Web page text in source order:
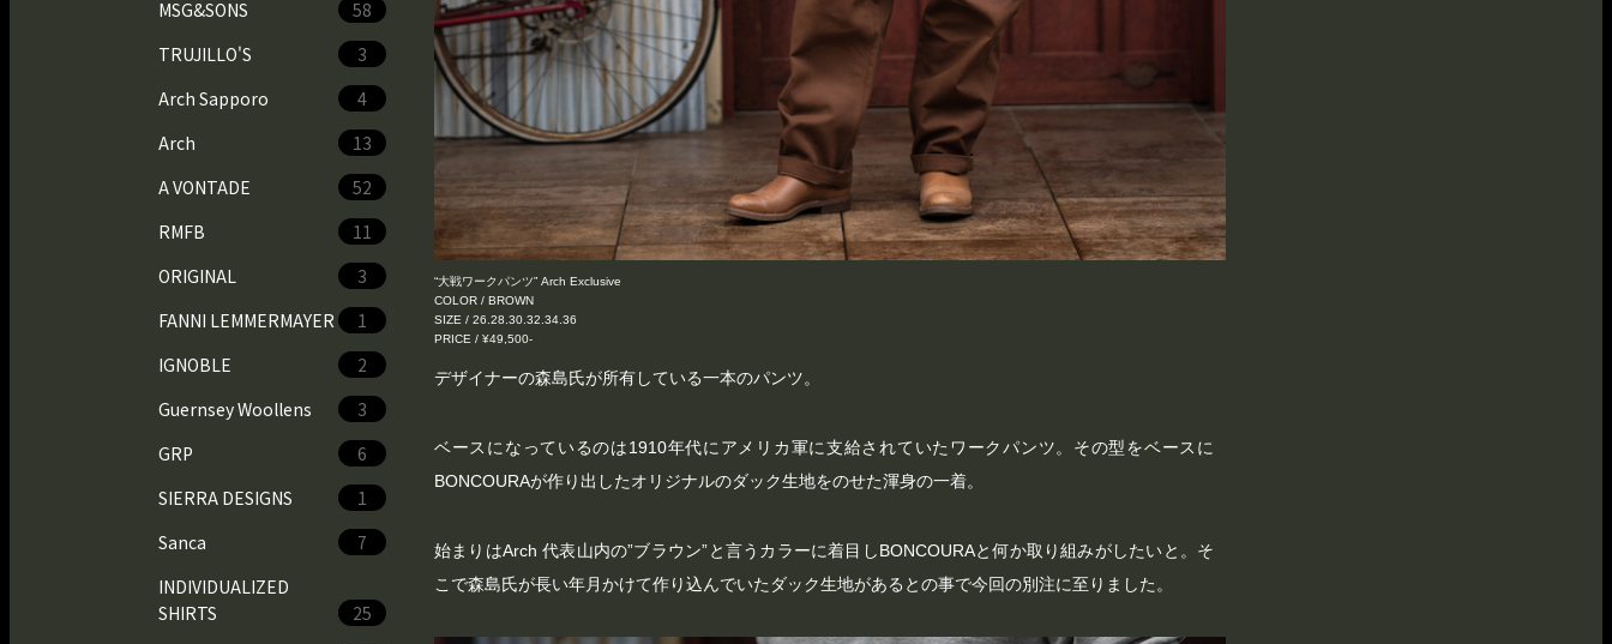
MSG&SONS
58
TRUJILLO'S
3
Arch Sapporo
4
Arch
13
A VONTADE
52
RMFB
11
ORIGINAL
3
FANNI LEMMERMAYER
1
IGNOBLE
2
Guernsey Woollens
3
GRP
6
SIERRA DESIGNS
1
Sanca
7
INDIVIDUALIZED
SHIRTS
25
“大戦ワークパンツ” Arch Exclusive
COLOR / BROWN
SIZE / 26.28.30.32.34.36
PRICE / ¥49,500-
デザイナーの森島氏が所有している一本のパンツ。
ベースになっているのは1910年代にアメリカ軍に支給されていたワークパンツ。その型をベースに
BONCOURAが作り出したオリジナルのダック生地をのせた渾身の一着。
始まりはArch 代表山内の”ブラウン”と言うカラーに着目しBONCOURAと何か取り組みがしたいと。そ
こで森島氏が長い年月かけて作り込んでいたダック生地があるとの事で今回の別注に至りました。